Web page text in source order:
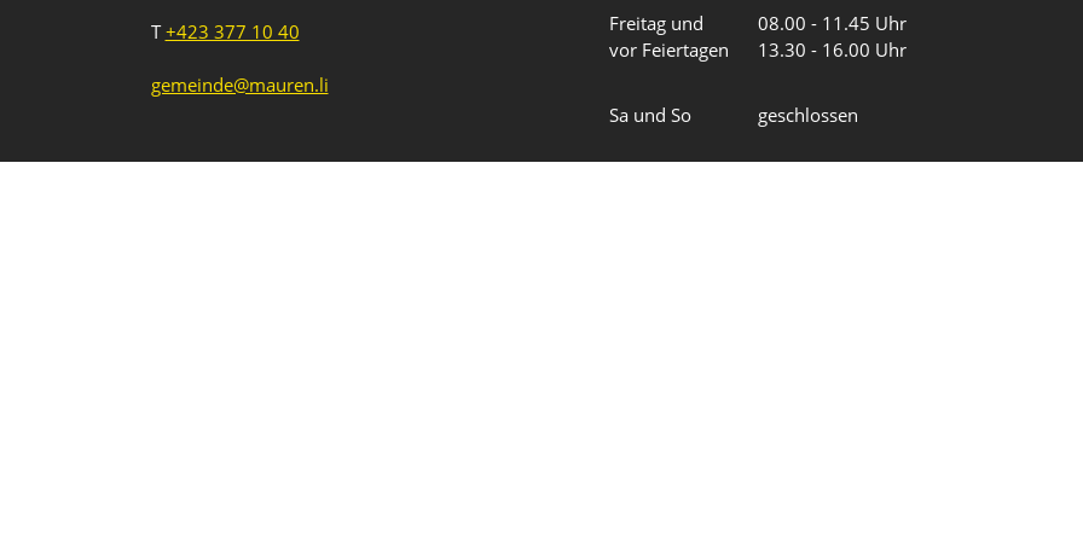
T+423 377 10 40
gemeinde@mauren.li
Freitag und
vor Feiertagen
08.00 - 11.45 Uhr
13.30 - 16.00 Uhr
Sa und So geschlossen